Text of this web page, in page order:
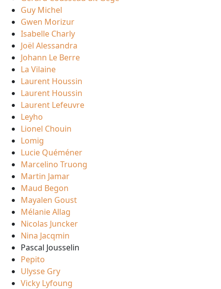
Guy Michel
Gwen Morizur
Isabelle Charly
Joël Alessandra
Johann Le Berre
La Vilaine
Laurent Houssin
Laurent Houssin
Laurent Lefeuvre
Leyho
Lionel Chouin
Lomig
Lucie Quéméner
Marcelino Truong
Martin Jamar
Maud Begon
Mayalen Goust
Mélanie Allag
Nicolas Juncker
Nina Jacqmin
Pascal Jousselin
Pepito
Ulysse Gry
Vicky Lyfoung